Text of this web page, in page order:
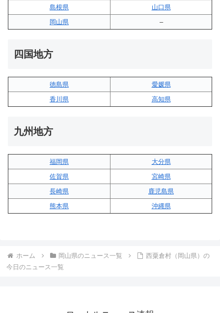
島根県
山口県
岡山県
–
四国地方
徳島県
愛媛県
香川県
高知県
九州地方
福岡県
大分県
佐賀県
宮崎県
長崎県
鹿児島県
熊本県
沖縄県
ホーム 岡山県のニュース一覧
西粟倉村（岡山県）の
今日のニュース一覧